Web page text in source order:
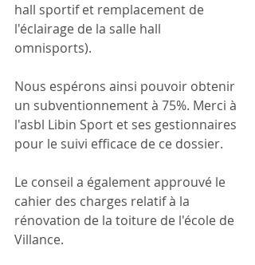
hall sportif et remplacement de
l'éclairage de la salle hall
omnisports).
Nous espérons ainsi pouvoir obtenir
un subventionnement à 75%. Merci à
l'asbl Libin Sport et ses gestionnaires
pour le suivi efficace de ce dossier.
Le conseil a également approuvé le
cahier des charges relatif à la
rénovation de la toiture de l'école de
Villance.